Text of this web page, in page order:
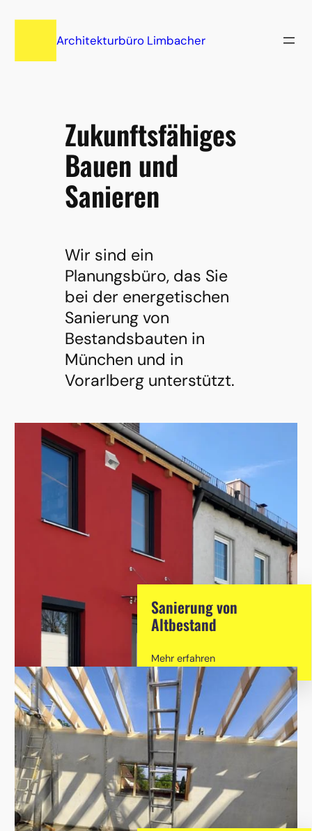
Architekturbüro Limbacher
Zukunftsfähiges
Bauen und
Sanieren
Wir sind ein
Planungsbüro, das Sie
bei der energetischen
Sanierung von
Bestandsbauten in
München und in
Vorarlberg unterstützt.
Sanierung von
Altbestand
Mehr erfahren